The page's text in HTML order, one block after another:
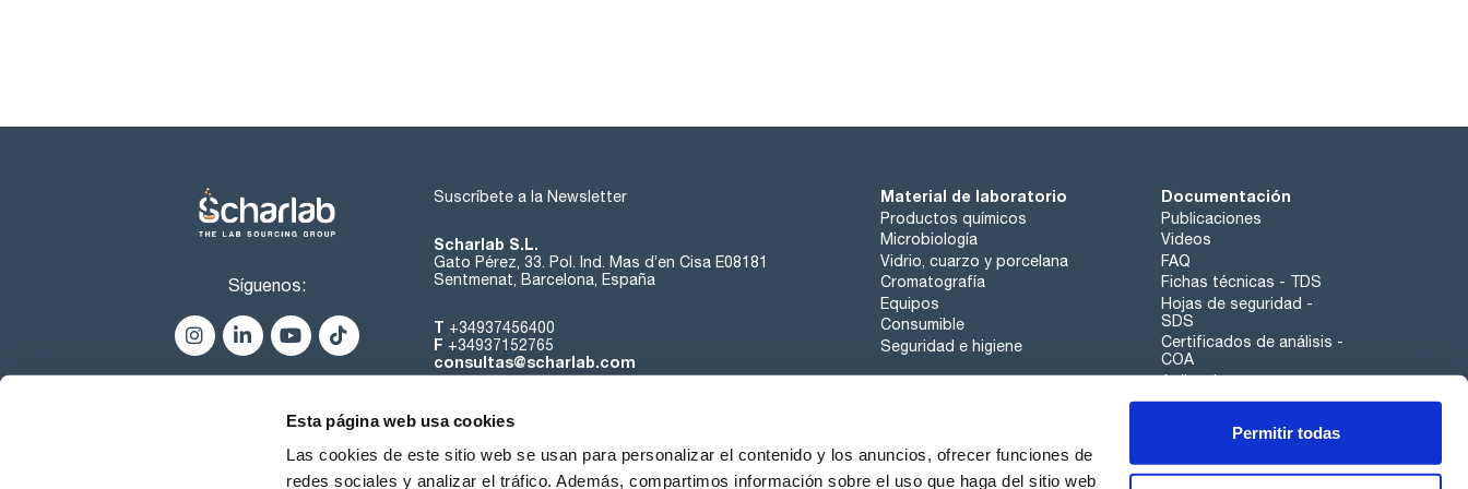
Esta página web usa cookies
Las cookies de este sitio web se usan para personalizar el contenido y los anuncios, ofrecer funciones de
redes sociales y analizar el tráfico. Además, compartimos información sobre el uso que haga del sitio web
Permitir todas
Síguenos:
Suscríbete a la Newsletter
Scharlab S.L.
Gato Pérez, 33. Pol. Ind. Mas d’en Cisa E08181
Sentmenat, Barcelona, España
T +34937456400
F +34937152765
consultas@scharlab.com
Material de laboratorio
Productos químicos
Microbiología
Vidrio, cuarzo y porcelana
Cromatografía
Equipos
Consumible
Seguridad e higiene
Documentación
Publicaciones
Videos
FAQ
Fichas técnicas - TDS
Hojas de seguridad -
SDS
Certificados de análisis -
COA
Aplicaciones
Tabla Periódica
Canal de denuncias